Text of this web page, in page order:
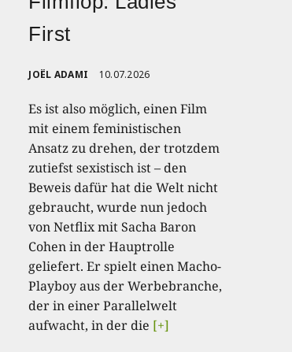
First
JOËL ADAMI 10.07.2026
Es ist also möglich, einen Film
mit einem feministischen
Ansatz zu drehen, der trotzdem
zutiefst sexistisch ist – den
Beweis dafür hat die Welt nicht
gebraucht, wurde nun jedoch
von Netflix mit Sacha Baron
Cohen in der Hauptrolle
geliefert. Er spielt einen Macho-
Playboy aus der Werbebranche,
der in einer Parallelwelt
aufwacht, in der die [+]